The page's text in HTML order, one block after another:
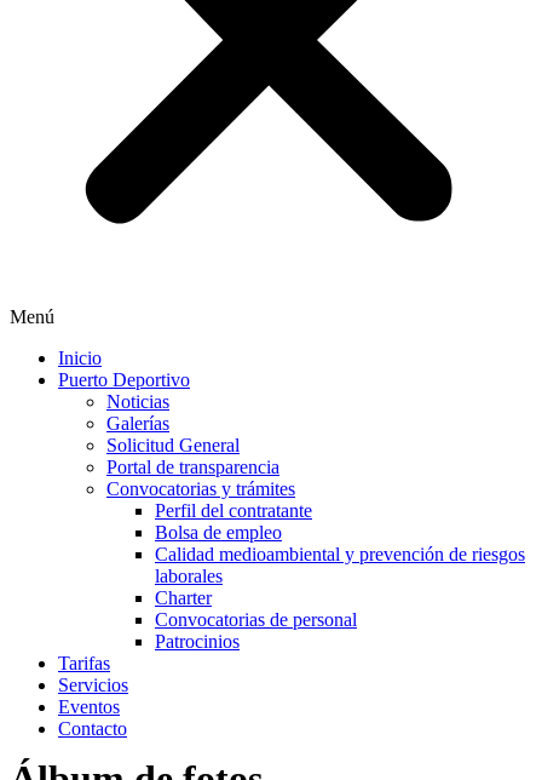
Menú
Inicio
Puerto Deportivo
Noticias
Galerías
Solicitud General
Portal de transparencia
Convocatorias y trámites
Perfil del contratante
Bolsa de empleo
Calidad medioambiental y prevención de riesgos
laborales
Charter
Convocatorias de personal
Patrocinios
Tarifas
Servicios
Eventos
Contacto